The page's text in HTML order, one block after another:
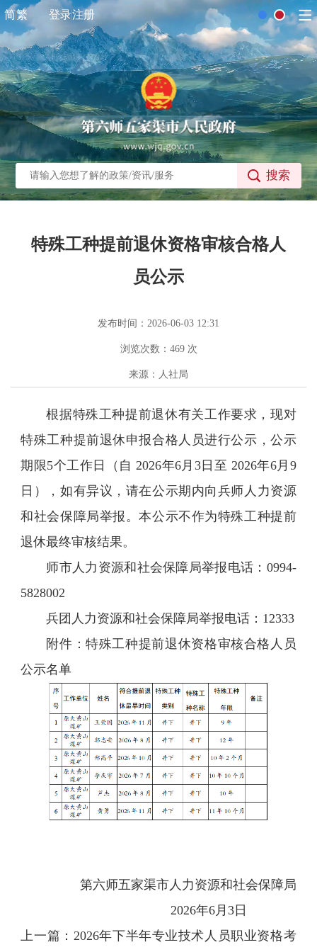
简繁 登录注册
搜索
特殊工种提前退休资格审核合格人
员公示
发布时间：2026-06-03 12:31
浏览次数： 469次
来源：人社局
根据特殊工种提前退休有关工作要求，现对
特殊工种提前退休申报合格人员进行公示，公示
期限5个工作日（自 2026年6月3日至 2026年6月9
日），如有异议，请在公示期内向兵师人力资源
和社会保障局举报。本公示不作为特殊工种提前
退休最终审核结果。
师市人力资源和社会保障局举报电话：0994-
5828002
兵团人力资源和社会保障局举报电话：12333
附件：特殊工种提前退休资格审核合格人员
公示名单
第六师五家渠市人力资源和社会保障局
2026年6月3日
上一篇： 2026年下半年专业技术人员职业资格考